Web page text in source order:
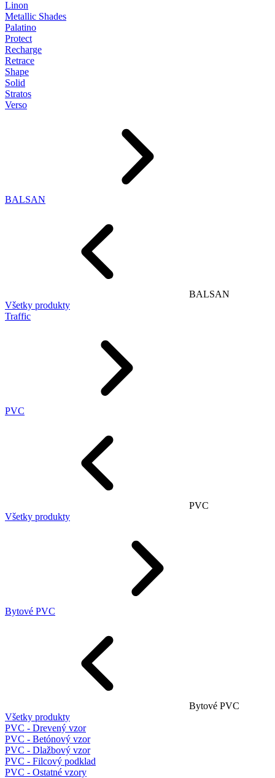
Linon
Metallic Shades
Palatino
Protect
Recharge
Retrace
Shape
Solid
Stratos
Verso
BALSAN
BALSAN
Všetky produkty
Traffic
PVC
PVC
Všetky produkty
Bytové PVC
Bytové PVC
Všetky produkty
PVC - Drevený vzor
PVC - Betónový vzor
PVC - Dlažbový vzor
PVC - Filcový podklad
PVC - Ostatné vzory